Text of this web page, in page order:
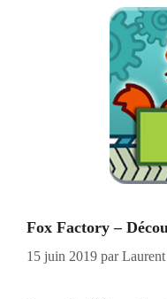
Fox Factory –
15 juin 2019 par